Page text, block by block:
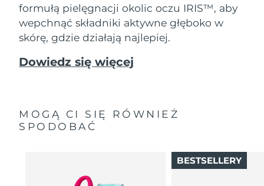
formułą pielęgnacji okolic oczu IRIS™, aby
wepchnąć składniki aktywne głęboko w
skórę, gdzie działają najlepiej.
Dowiedz się więcej
MOGĄ CI SIĘ RÓWNIEŻ
SPODOBAĆ
BESTSELLERY
Wietnam
Oczekiwany czas dostawy
8/15/26